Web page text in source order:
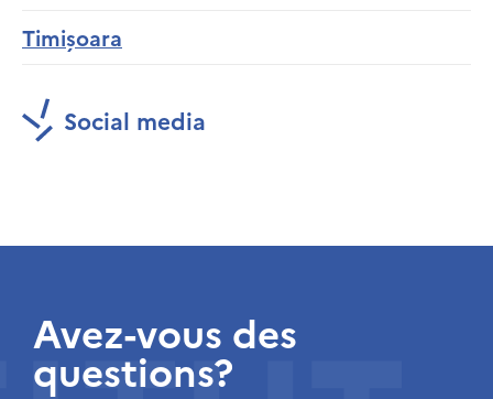
Timișoara
Social media
Avez-vous des
questions?